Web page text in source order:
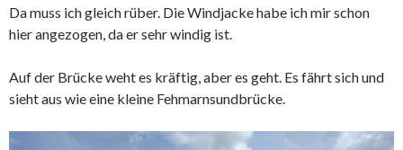
Da muss ich gleich rüber. Die Windjacke habe ich mir schon
hier angezogen, da er sehr windig ist.
Auf der Brücke weht es kräftig, aber es geht. Es fährt sich und
sieht aus wie eine kleine Fehmarnsundbrücke.